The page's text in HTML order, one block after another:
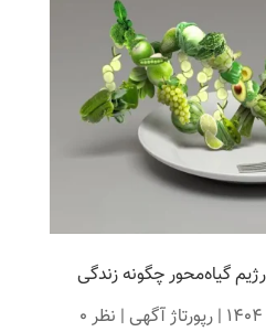
گیاه‌محور چگونه زندگی
| رپورتاژ آگهی| نظر 0